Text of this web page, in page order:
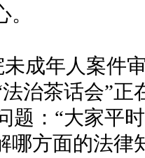
年人案件审
治茶话会”
题：“大家平
哪方面的法律